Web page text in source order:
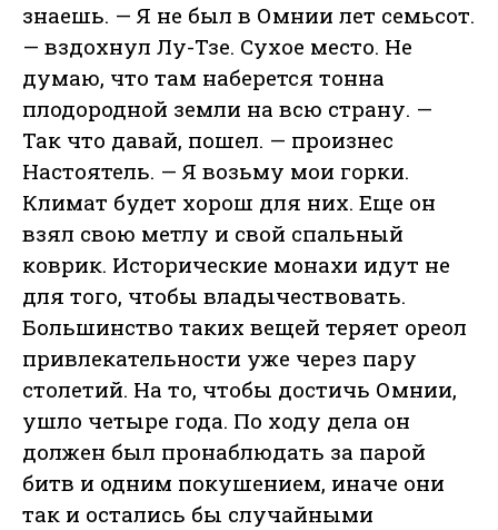
знаешь. — Я не был в Омнии лет семьсот.
— вздохнул Лу-Тзе. Сухое место. Не
думаю, что там наберется тонна
плодородной земли на всю страну. —
Так что давай, пошел. — произнес
Настоятель. — Я возьму мои горки.
Климат будет хорош для них. Еще он
взял свою метлу и свой спальный
коврик. Исторические монахи идут не
для того, чтобы владычествовать.
Большинство таких вещей теряет ореол
привлекательности уже через пару
столетий. На то, чтобы достичь Омнии,
ушло четыре года. По ходу дела он
должен был пронаблюдать за парой
битв и одним покушением, иначе они
так и остались бы случайными